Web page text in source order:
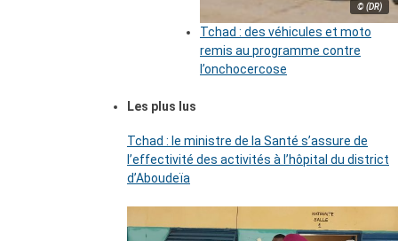
© (DR)
Tchad : des véhicules et moto
remis au programme contre
l’onchocercose
Les plus lus
Tchad : le ministre de la Santé s’assure de
l’effectivité des activités à l’hôpital du district
d’Aboudeïa